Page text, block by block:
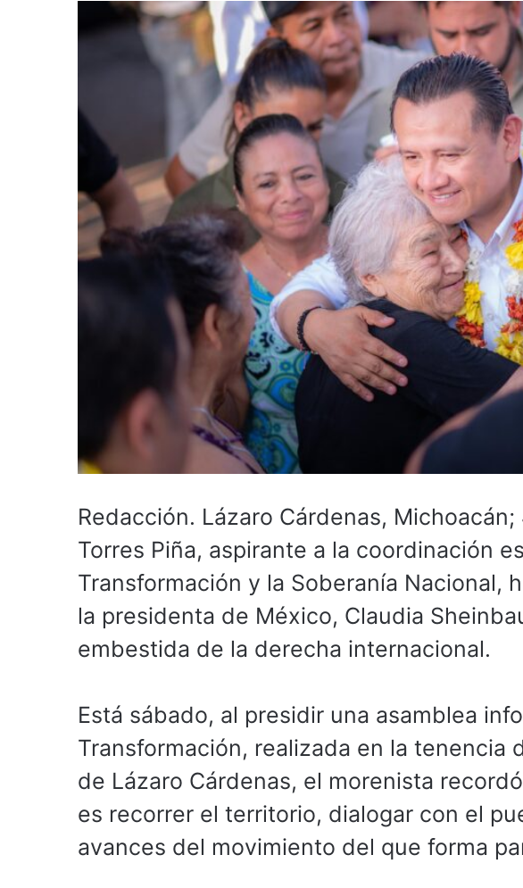
Redacción. Lázaro Cárdenas,
Torres Piña, aspirante a la coordinación
Transformación y la Soberanía Nacional,
la presidenta de México, Claudia
embestida de la derecha internacional.
Está sábado, al presidir una asamblea
Transformación, realizada en la tenencia
de Lázaro Cárdenas, el morenista
es recorrer el territorio, dialogar con el
avances del movimiento del que forma